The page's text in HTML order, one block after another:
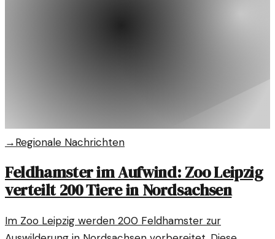
→Regionale Nachrichten
Feldhamster im Aufwind: Zoo Leipzig
verteilt 200 Tiere in Nordsachsen
Im Zoo Leipzig werden 200 Feldhamster zur